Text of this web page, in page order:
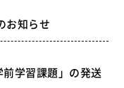
お知らせ
学習課題」の発送